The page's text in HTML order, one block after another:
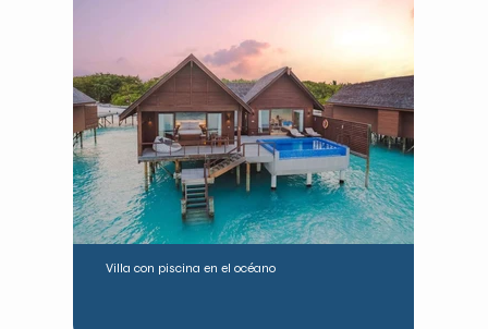
Villa con piscina en el océano